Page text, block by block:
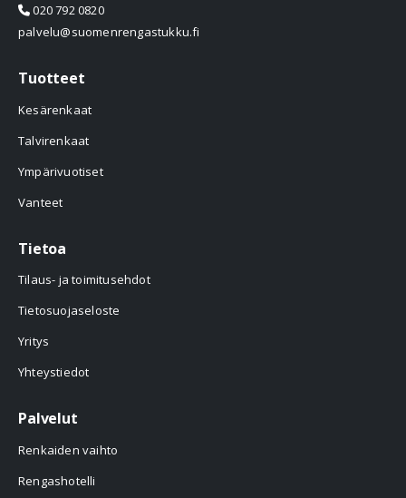
020 792 0820
palvelu@suomenrengastukku.fi
Tuotteet
Kesärenkaat
Talvirenkaat
Ympärivuotiset
Vanteet
Tietoa
Tilaus- ja toimitusehdot
Tietosuojaseloste
Yritys
Yhteystiedot
Palvelut
Renkaiden vaihto
Rengashotelli